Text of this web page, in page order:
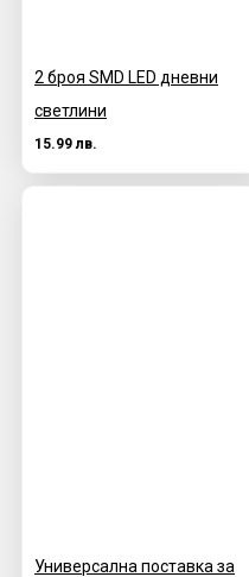
2 броя SMD LED дневни
светлини
15.99 лв.
Универсална поставка за